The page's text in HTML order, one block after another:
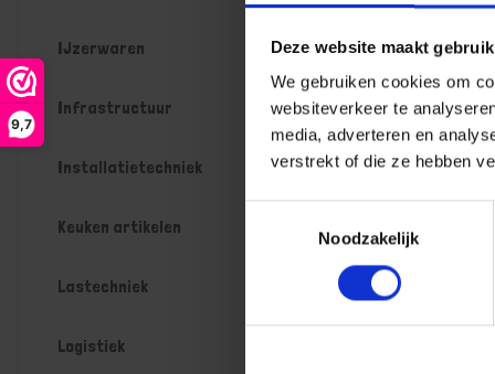
Deze website maakt
We gebruiken cookies om
websiteverkeer te
media, adverteren en
verstrekt of die ze hebben
Noodzakelijk
9,7
IJzerwaren
Infrastructuur
Installatietechniek
Keuken artikelen
Lastechniek
Logistiek